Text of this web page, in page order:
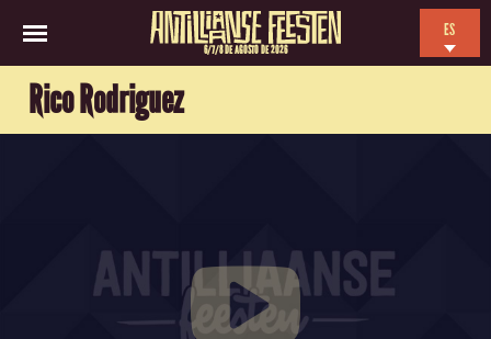
6/7/8 DE AGOSTO DE 2026
ES
Rico Rodriguez